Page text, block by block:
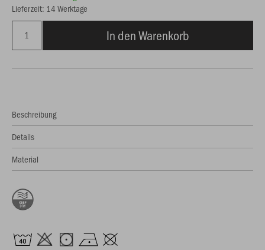
Lieferzeit: 14 Werktage
In den Warenkorb
Beschreibung
Details
Material